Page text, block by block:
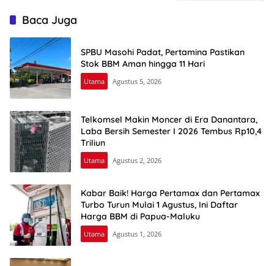
Baca Juga
SPBU Masohi Padat, Pertamina Pastikan
Stok BBM Aman hingga 11 Hari
Utama Agustus 5, 2026
Telkomsel Makin Moncer di Era Danantara,
Laba Bersih Semester I 2026 Tembus Rp10,4
Triliun
Utama Agustus 2, 2026
Kabar Baik! Harga Pertamax dan Pertamax
Turbo Turun Mulai 1 Agustus, Ini Daftar
Harga BBM di Papua-Maluku
Utama Agustus 1, 2026